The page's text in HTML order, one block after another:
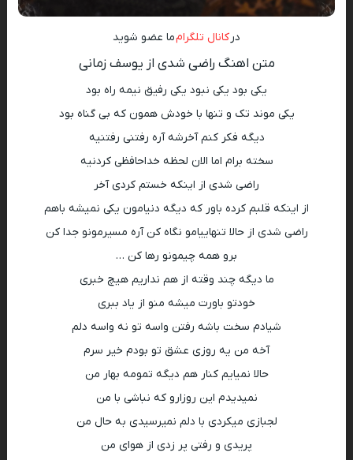
در کانال تلگرامما عضو شوید
متن اهنگ راضی شدی از یوسف زمانی
یکی بود یکی نبود یکی رفیق نیمه راه بود
یکی موند تک و تنها با خودش همون که بی گناه بود
دیگه فکر کنم آخرشه آره رفتنی رفتنیه
سخته برام اما الان لحظه خداحافظی کردنیه
راضی شدی از اینکه خستم کردی آخر
از اینکه قلبم کرده باور که دیگه دنیامون یکی نمیشه باهم
راضی شدی از حالا تنهاییامو نگاه کن آره مسیرمونو جدا کن
برو همه چیمونو رها کن …
ما دیگه چند وقته از هم نداریم هیچ خبری
خودتو باورت میشه منو از یاد ببری
شیادم سخت باشه رفتن واسه تو نه واسه دلم
آخه من یه روزی عشق تو بودم خیر سرم
حالا نمیایم کنار هم دیگه تمومه بهار من
نمیدیدم این روزارو که نباشی با من
لجبازی میکردی با دلم نمیرسیدی به حال من
پریدی و رفتی پر زدی از هوای من